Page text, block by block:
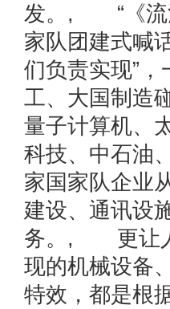
发。, “《流
家队团建式喊
们负责实现”
工、大国制
量子计算机、
科技、中石油
家国家队企业
建设、通讯设
务。, 更让人
现的机械设备
特效，都是根